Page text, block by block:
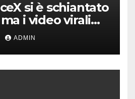
si è schiantato
i video virali
tutti falsi
ADMIN